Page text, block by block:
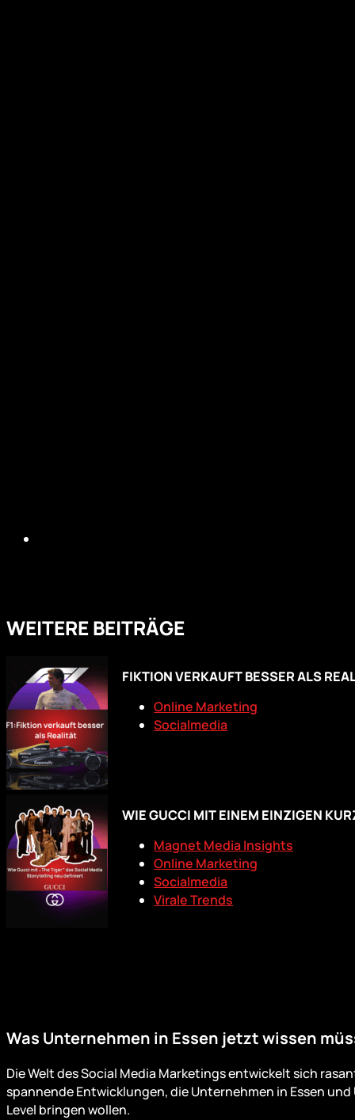
Was Unternehmen in Essen jetzt wissen
Die Welt des Social Media Marketings entwickelt sich
spannende Entwicklungen, die Unternehmen in Essen
Level bringen wollen.
WEITERE BEITRÄGE
FIKTION VERKAUFT BESSER ALS
Online Marketing
Socialmedia
WIE GUCCI MIT EINEM EINZIGEN
Magnet Media Insights
Online Marketing
Socialmedia
Virale Trends